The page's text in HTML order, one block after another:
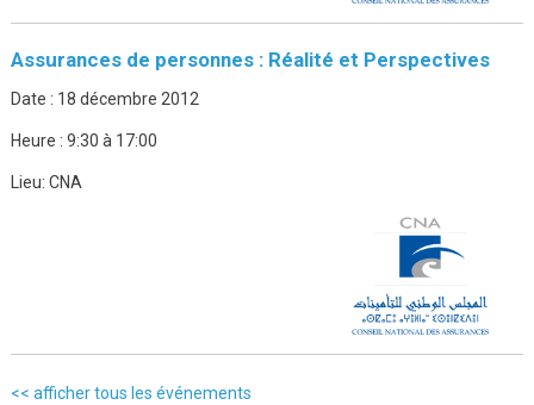
Assurances de personnes : Réalité et Perspectives
Date : 18 décembre 2012
Heure : 9:30 à 17:00
Lieu: CNA
<< afficher tous les événements